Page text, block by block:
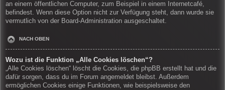
an einem öffentlichen Computer, zum Beispiel in einem Internetcafé,
befindest. Wenn diese Option nicht zur Verfügung steht, dann wurde sie
vermutlich von der Board-Administration ausgeschaltet.
NACH OBEN
Wozu ist die Funktion „Alle Cookies löschen“?
„Alle Cookies löschen“ löscht die Cookies, die phpBB erstellt hat und die
dafür sorgen, dass du im Forum angemeldet bleibst. Außerdem
ermöglichen Cookies einige Funktionen, wie beispielsweise den